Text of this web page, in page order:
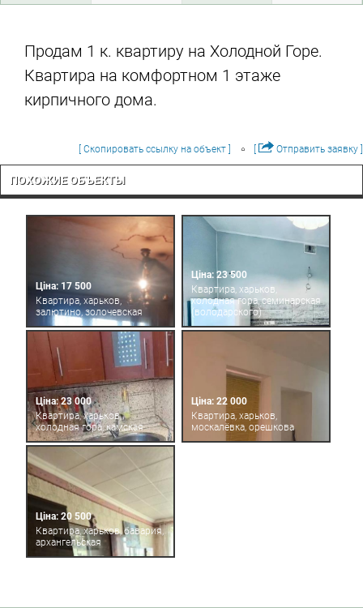
Продам 1 к. квартиру на Холодной Горе.
Квартира на комфортном 1 этаже
кирпичного дома.
[ Скопировать ссылку на объект ] Отправить заявку ]
ПОХОЖИЕ ОБЪЕКТЫ
Ціна: 17 500
Квартира, харьков,
залютино, золочевская
Ціна: 23 500
Квартира, харьков,
холодная гора, семинарская
(володарского)
Ціна: 23 000
Квартира, харьков,
холодная гора, камская
Ціна: 22 000
Квартира, харьков,
москалёвка, орешкова
Ціна: 20 500
Квартира, харьков, бавария,
архангельская